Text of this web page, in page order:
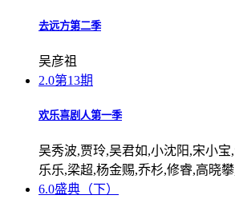
去远方第二季
吴彦祖
2.0第13期
欢乐喜剧人第一季
吴秀波,贾玲,吴君如,小沈阳,宋小
乐乐,梁超,杨金赐,乔杉,修睿,高晓
6.0盛典（下）